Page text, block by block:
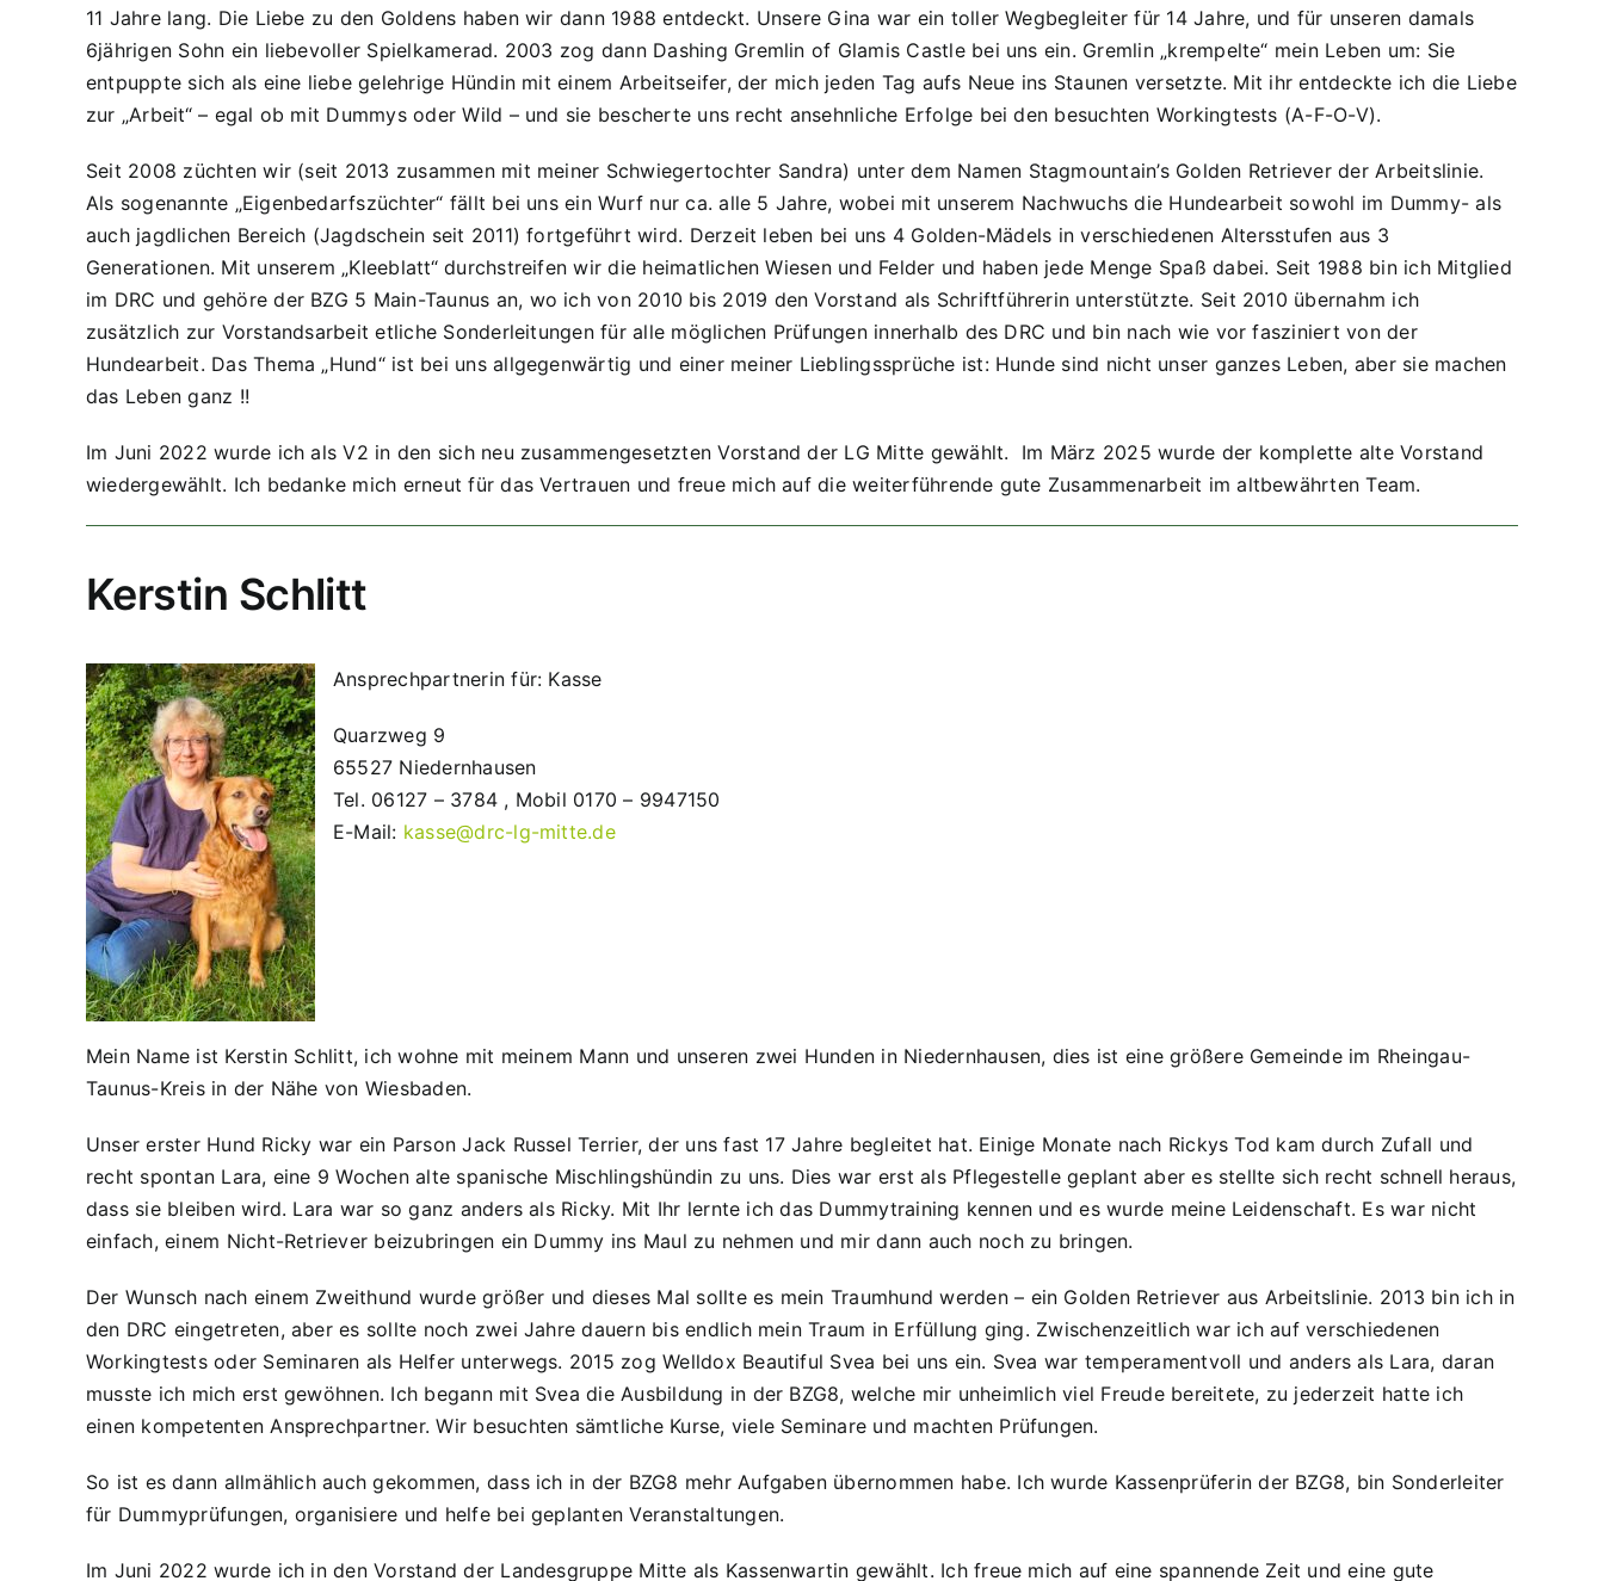
11 Jahre lang. Die Liebe zu den Goldens haben wir dann 1988 entdeckt. Unsere Gina war ein toller Wegbegleiter für 14 Jahre, und für unseren damals
6jährigen Sohn ein liebevoller Spielkamerad. 2003 zog dann Dashing Gremlin of Glamis Castle bei uns ein. Gremlin „krempelte“ mein Leben um: Sie
entpuppte sich als eine liebe gelehrige Hündin mit einem Arbeitseifer, der mich jeden Tag aufs Neue ins Staunen versetzte. Mit ihr entdeckte ich die Liebe
zur „Arbeit“ – egal ob mit Dummys oder Wild – und sie bescherte uns recht ansehnliche Erfolge bei den besuchten Workingtests (A-F-O-V).
Seit 2008 züchten wir (seit 2013 zusammen mit meiner Schwiegertochter Sandra) unter dem Namen Stagmountain’s Golden Retriever der Arbeitslinie.
Als sogenannte „Eigenbedarfszüchter“ fällt bei uns ein Wurf nur ca. alle 5 Jahre, wobei mit unserem Nachwuchs die Hundearbeit sowohl im Dummy- als
auch jagdlichen Bereich (Jagdschein seit 2011) fortgeführt wird. Derzeit leben bei uns 4 Golden-Mädels in verschiedenen Altersstufen aus 3
Generationen. Mit unserem „Kleeblatt“ durchstreifen wir die heimatlichen Wiesen und Felder und haben jede Menge Spaß dabei. Seit 1988 bin ich Mitglied
im DRC und gehöre der BZG 5 Main-Taunus an, wo ich von 2010 bis 2019 den Vorstand als Schriftführerin unterstützte. Seit 2010 übernahm ich
zusätzlich zur Vorstandsarbeit etliche Sonderleitungen für alle möglichen Prüfungen innerhalb des DRC und bin nach wie vor fasziniert von der
Hundearbeit. Das Thema „Hund“ ist bei uns allgegenwärtig und einer meiner Lieblingssprüche ist: Hunde sind nicht unser ganzes Leben, aber sie machen
das Leben ganz !!
Im Juni 2022 wurde ich als V2 in den sich neu zusammengesetzten Vorstand der LG Mitte gewählt. Im März 2025 wurde der komplette alte Vorstand
wiedergewählt. Ich bedanke mich erneut für das Vertrauen und freue mich auf die weiterführende gute Zusammenarbeit im altbewährten Team.
Kerstin Schlitt
Ansprechpartnerin für: Kasse
Quarzweg 9
65527 Niedernhausen
Tel. 06127 – 3784 , Mobil 0170 – 9947150
E-Mail: kasse@drc-lg-mitte.de
Mein Name ist Kerstin Schlitt, ich wohne mit meinem Mann und unseren zwei Hunden in Niedernhausen, dies ist eine größere Gemeinde im Rheingau-
Taunus-Kreis in der Nähe von Wiesbaden.
Unser erster Hund Ricky war ein Parson Jack Russel Terrier, der uns fast 17 Jahre begleitet hat. Einige Monate nach Rickys Tod kam durch Zufall und
recht spontan Lara, eine 9 Wochen alte spanische Mischlingshündin zu uns. Dies war erst als Pflegestelle geplant aber es stellte sich recht schnell heraus,
dass sie bleiben wird. Lara war so ganz anders als Ricky. Mit Ihr lernte ich das Dummytraining kennen und es wurde meine Leidenschaft. Es war nicht
einfach, einem Nicht-Retriever beizubringen ein Dummy ins Maul zu nehmen und mir dann auch noch zu bringen.
Der Wunsch nach einem Zweithund wurde größer und dieses Mal sollte es mein Traumhund werden – ein Golden Retriever aus Arbeitslinie. 2013 bin ich in
den DRC eingetreten, aber es sollte noch zwei Jahre dauern bis endlich mein Traum in Erfüllung ging. Zwischenzeitlich war ich auf verschiedenen
Workingtests oder Seminaren als Helfer unterwegs. 2015 zog Welldox Beautiful Svea bei uns ein. Svea war temperamentvoll und anders als Lara, daran
musste ich mich erst gewöhnen. Ich begann mit Svea die Ausbildung in der BZG8, welche mir unheimlich viel Freude bereitete, zu jederzeit hatte ich
einen kompetenten Ansprechpartner. Wir besuchten sämtliche Kurse, viele Seminare und machten Prüfungen.
So ist es dann allmählich auch gekommen, dass ich in der BZG8 mehr Aufgaben übernommen habe. Ich wurde Kassenprüferin der BZG8, bin Sonderleiter
für Dummyprüfungen, organisiere und helfe bei geplanten Veranstaltungen.
Im Juni 2022 wurde ich in den Vorstand der Landesgruppe Mitte als Kassenwartin gewählt. Ich freue mich auf eine spannende Zeit und eine gute